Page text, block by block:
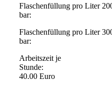
Flaschenfüllung pro Liter
bar:
Flaschenfüllung pro Liter
bar:
Arbeitszeit je
40.00 Euro